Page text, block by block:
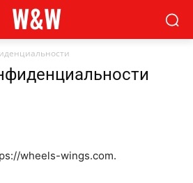
W&W
wheels-wings.com.